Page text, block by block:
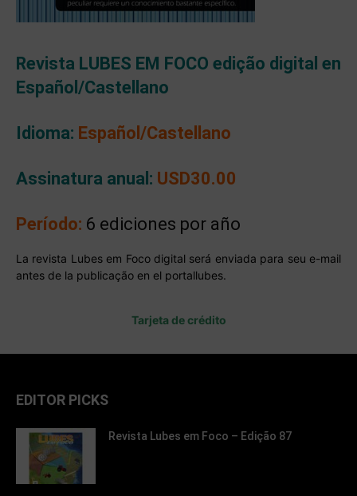
Revista LUBES EM FOCO edição digital en
Español/Castellano
Idioma: Español/Castellano
Assinatura anual: USD30.00
Período: 6 ediciones por año
La revista Lubes em Foco digital será enviada para seu e-mail
antes de la publicação en el portallubes.
Tarjeta de crédito
EDITOR PICKS
Revista Lubes em Foco – Edição 87